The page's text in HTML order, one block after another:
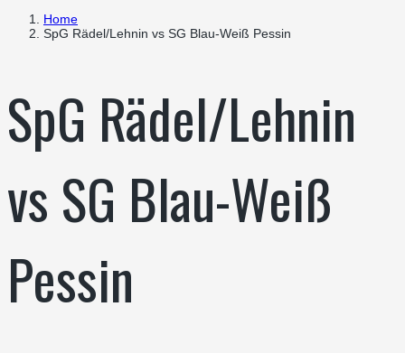
Home
SpG Rädel/Lehnin vs SG Blau-Weiß Pessin
SpG Rädel/Lehnin
vs SG Blau-Weiß
Pessin